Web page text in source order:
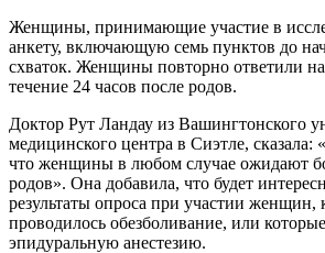
Женщины, принимающие участие в
анкету, включающую семь пунктов до
схваток. Женщины повторно ответили
течение 24 часов после родов.
Доктор Рут Ландау из Вашингтонского
медицинского центра в Сиэтле, сказала:
что женщины в любом случае ожидают
родов». Она добавила, что будет
результаты опроса при участии женщин,
проводилось обезболивание, или
эпидуральную анестезию.